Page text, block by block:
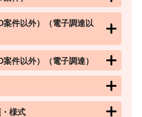
案件以外）（電子調達以
案件以外）（電子調達）
様式